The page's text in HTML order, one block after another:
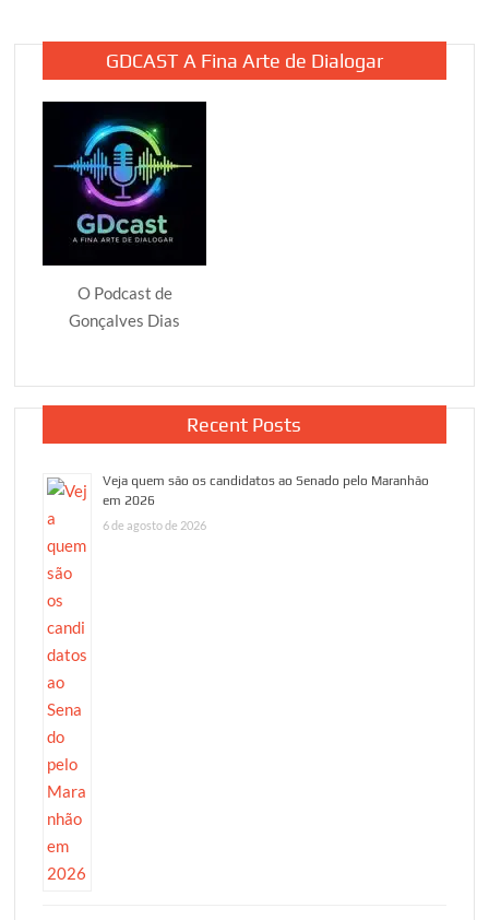
posts
GDCAST A Fina Arte de Dialogar
O Podcast de
Gonçalves Dias
Recent Posts
Veja quem são os candidatos ao Senado pelo Maranhão
em 2026
6 de agosto de 2026